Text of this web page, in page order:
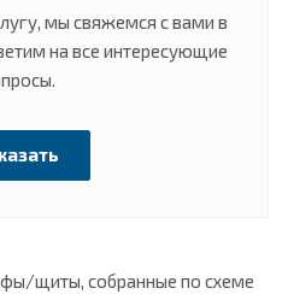
мы свяжемся с вами в
на все интересующие
щиты, собранные по схеме